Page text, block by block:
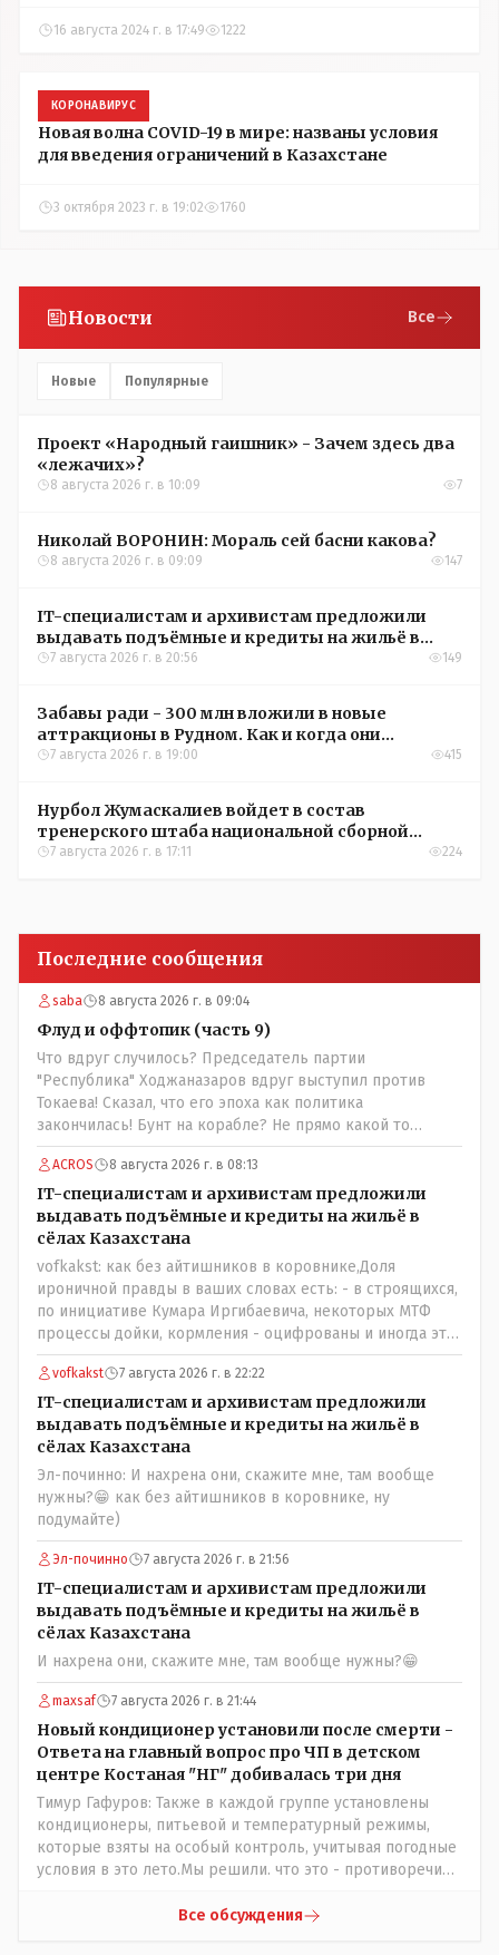
16 августа 2024 г. в 17:49 1222
КОРОНАВИРУС
Новая волна COVID-19 в мире: названы условия
для введения ограничений в Казахстане
3 октября 2023 г. в 19:02 1760
Новости Все
Новые Популярные
Проект «Народный гаишник» - Зачем здесь два
«лежачих»?
8 августа 2026 г. в 10:09 7
Николай ВОРОНИН: Мораль сей басни какова?
8 августа 2026 г. в 09:09 147
IT-специалистам и архивистам предложили
выдавать подъёмные и кредиты на жильё в
сёлах Казахстана
7 августа 2026 г. в 20:56 149
Забавы ради - 300 млн вложили в новые
аттракционы в Рудном. Как и когда они
окупятся?
7 августа 2026 г. в 19:00 415
Нурбол Жумаскалиев войдет в состав
тренерского штаба национальной сборной
Казахстана по футболу
7 августа 2026 г. в 17:11 224
Последние сообщения
saba 8 августа 2026 г. в 09:04
Флуд и оффтопик (часть 9)
Что вдруг случилось? Председатель партии
"Республика" Ходжаназаров вдруг выступил против
Токаева! Сказал, что его эпоха как политика
закончилась! Бунт на корабле? Не прямо какой то
правдолюб вдруг выступил! Может он инопланетянин?
Появился неизвестно откуда, отжал у бывшего
всесильного Розинова целый холдинг и теперь против
президента выступает! Вот ни капельки ему не поверю,
что он действует в интересах страны, про народ уже и
не говорю! Опять какие то закулисные игры?
ACROS 8 августа 2026 г. в 08:13
IT-специалистам и архивистам предложили
выдавать подъёмные и кредиты на жильё в
сёлах Казахстана
vofkakst: как без айтишников в коровнике,Доля
ироничной правды в ваших словах есть: - в строящихся,
по инициативе Кумара Иргибаевича, некоторых МТФ
процессы дойки, кормления - оцифрованы и иногда эти
программы дают сбой - и тогда они нужны, хотя я
насколько в курсе своей комьютерной безграмотности
- все эти вопросы можно решать и устранять эти сбои и
удалённо - лёжа на диване, в городе. Но, этих
современных и оцифрованных МТФ критично мало для
массового переезда лохматых и обкуренных молодых
ребят из города в село, да и те МТФ я по опыту
подозреваю, скоро перейдут на обслуживание с
помошью кувалды, китайского скотча, алюминевой
проволоки и русского мата. Вот где работать в селе
именно АРХИВАРИУСАМ - понятие не имею- допустим
все мои архивы по работе и по семейной жизни -
помещаются в одну дешёвую китайскую флешку
Впрочем, не надо гадать: - это замутили УМНЫЕ люди
наверху , близко расположенные к гос.бюджету-
наверняка они знают что делают.
vofkakst 7 августа 2026 г. в 22:22
IT-специалистам и архивистам предложили
выдавать подъёмные и кредиты на жильё в
сёлах Казахстана
Эл-починно: И нахрена они, скажите мне, там вообще
нужны?😁 как без айтишников в коровнике, ну
подумайте)
Эл-починно 7 августа 2026 г. в 21:56
IT-специалистам и архивистам предложили
выдавать подъёмные и кредиты на жильё в
сёлах Казахстана
И нахрена они, скажите мне, там вообще нужны?😁
maxsaf 7 августа 2026 г. в 21:44
Новый кондиционер установили после смерти -
Ответа на главный вопрос про ЧП в детском
центре Костаная "НГ" добивалась три дня
Тимур Гафуров: Также в каждой группе установлены
кондиционеры, питьевой и температурный режимы,
которые взяты на особый контроль, учитывая погодные
условия в это лето.Мы решили. что это - противоречие.
комментарий прозвучал на следующий день после
Все обсуждения